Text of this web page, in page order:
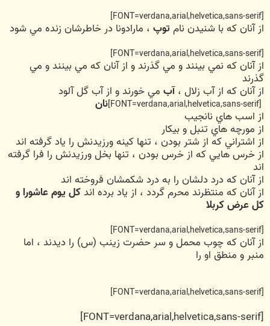
[FONT=verdana,arial,helvetica,sans-serif]
از آنان که با شنيدن نام توپ ، مارادونا در خاطرشان زنده مي شود
[FONT=verdana,arial,helvetica,sans-serif]
از آنان که نمي بينند و مي گذرند و از آنان که مي بينند و مي
گذرند
از آنان که از آب زلال ،آب مي خورند و از آب گل آلود
[FONT=verdana,arial,helvetica,sans-serif] نان
از اسب هاي نانجيب
از مورچه هاي تنبل و بيکار
از اشتراني که از شتر بودن ، تنها کينه ورزيدنش را ياد گرفته اند
از خرس هايي که از خرس بودن ، تنها بخل ورزيدنش را فرا گرفته
اند
از آنان که درد دلشان را به درد شکمشان فروخته اند
از آنان که منتظرند محرم گردد ، از ياد برده اندکل يوم عاشورا و
کل عرض کربلا
[FONT=verdana,arial,helvetica,sans-serif]
از آنان که چوب محمل و سر حضرت زينب (س) را ديدند ، اما
منبر و منطق او را
[FONT=verdana,arial,helvetica,sans-serif]
[FONT=verdana,arial,helvetica,sans-serif]